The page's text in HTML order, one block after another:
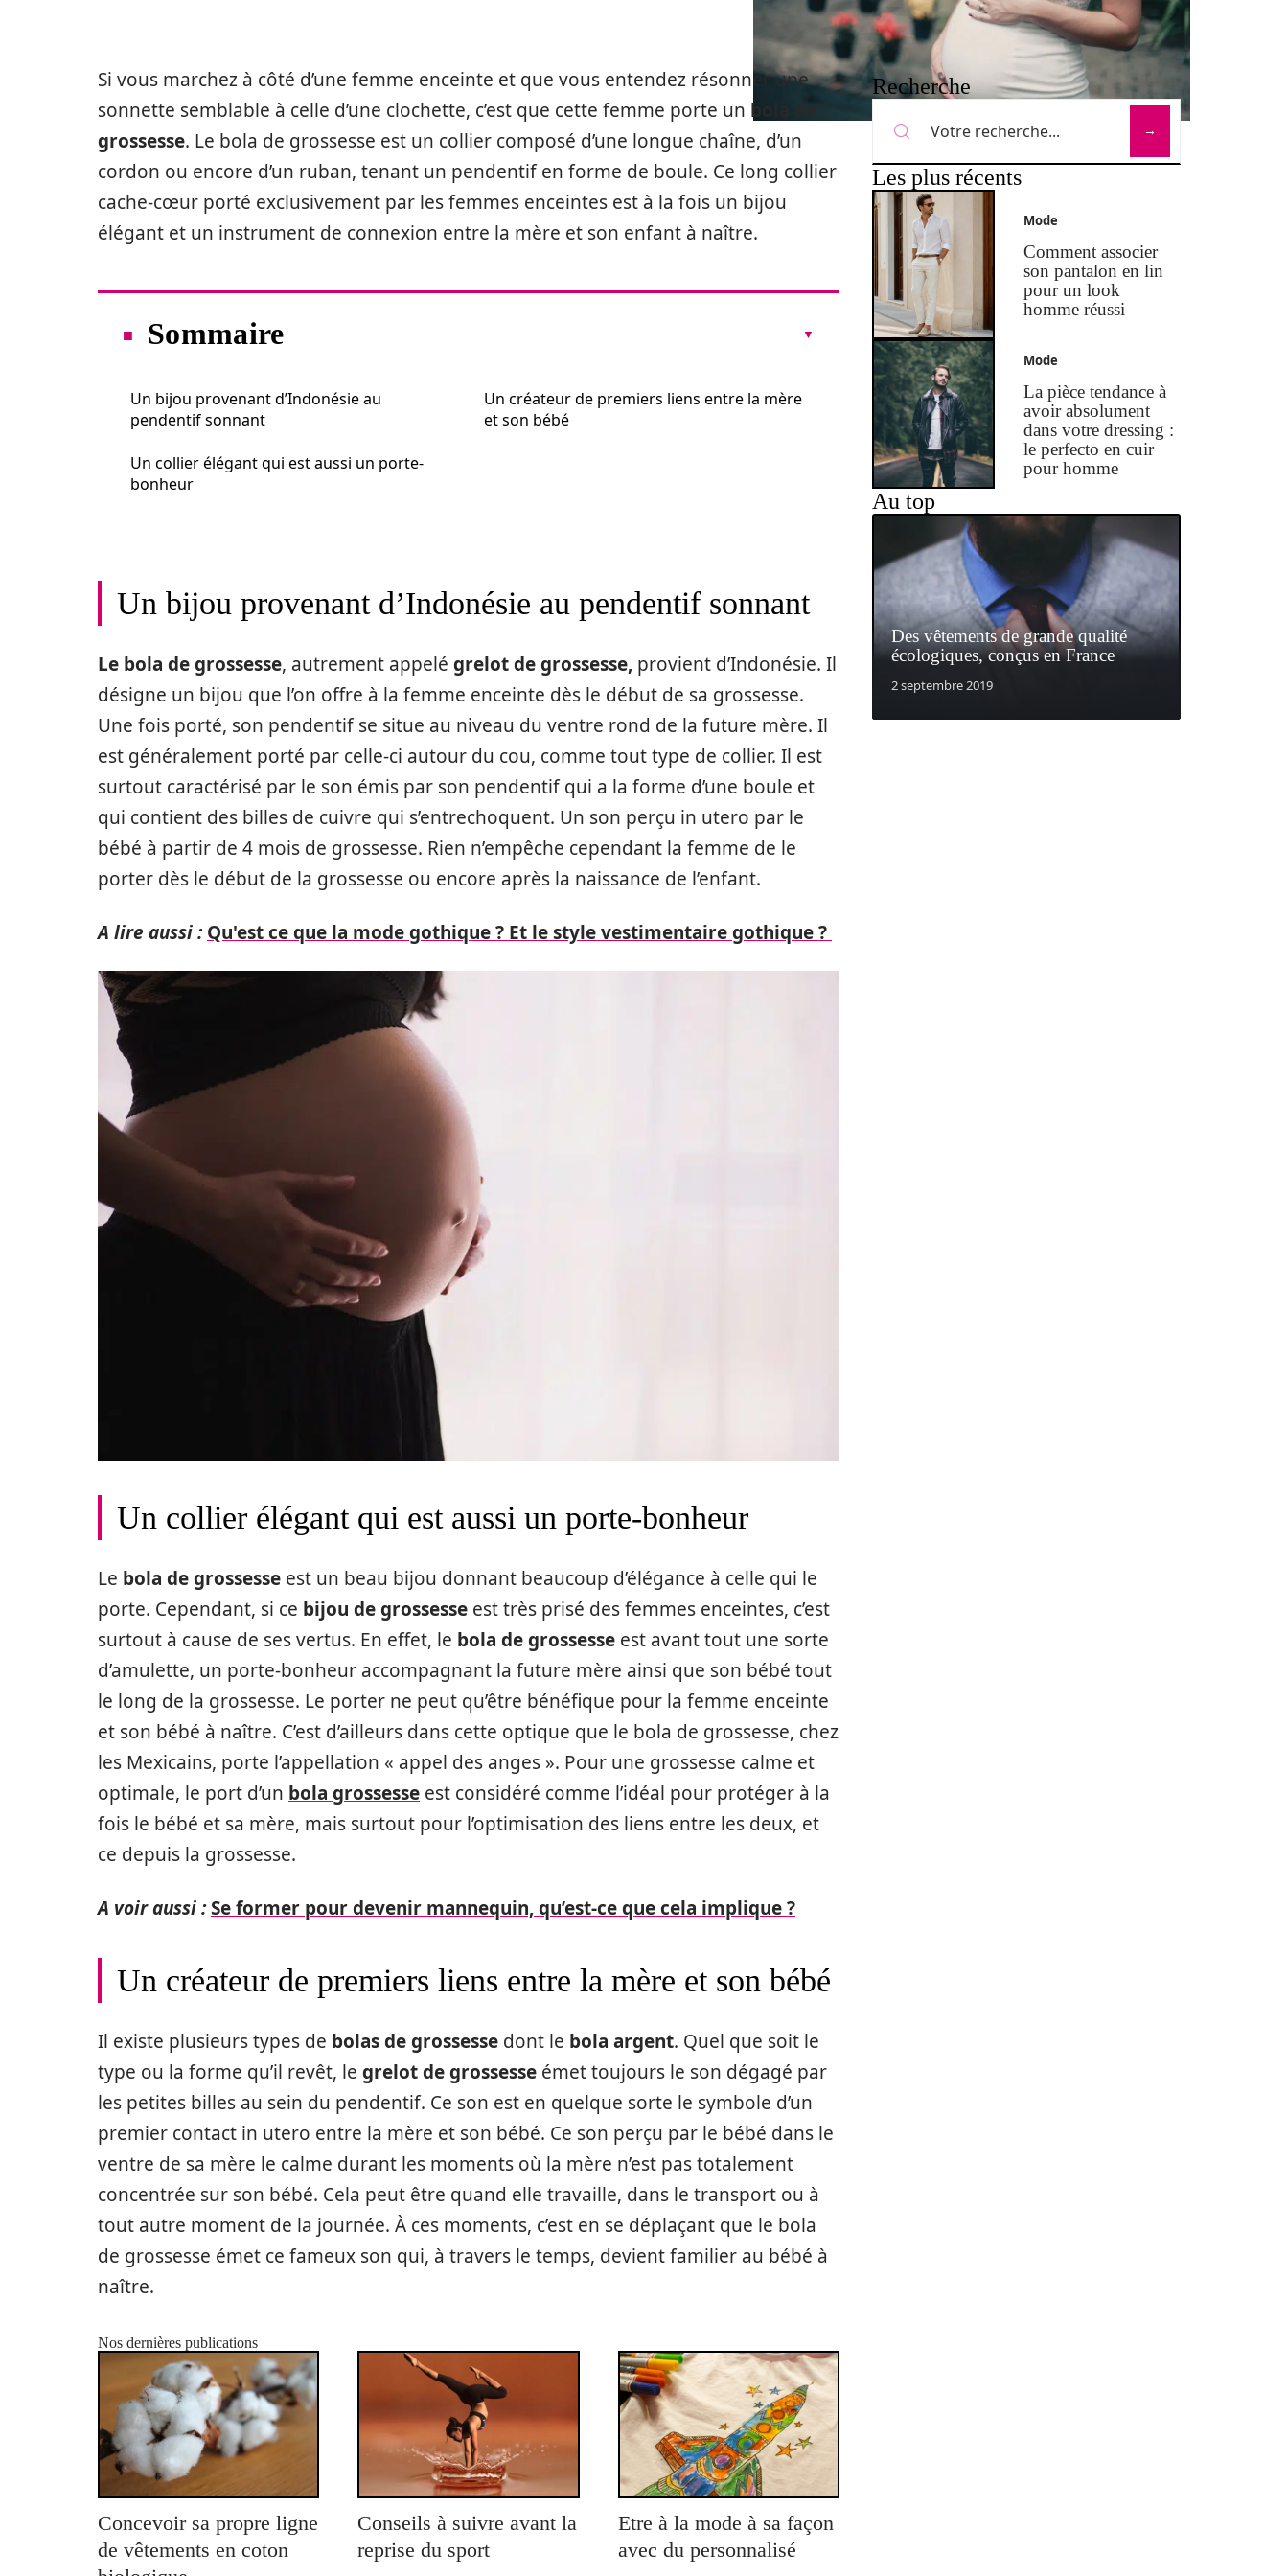
Si vous marchez à côté d’une femme enceinte et que vous entendez résonner une
sonnette semblable à celle d’une clochette, c’est que cette femme porte un bola de
grossesse. Le bola de grossesse est un collier composé d’une longue chaîne, d’un
cordon ou encore d’un ruban, tenant un pendentif en forme de boule. Ce long collier
cache-cœur porté exclusivement par les femmes enceintes est à la fois un bijou
élégant et un instrument de connexion entre la mère et son enfant à naître.
Sommaire
Un bijou provenant d’Indonésie au
pendentif sonnant
Un collier élégant qui est aussi un porte-
bonheur
Un créateur de premiers liens entre la mère
et son bébé
Un bijou provenant d’Indonésie au pendentif sonnant
Le bola de grossesse, autrement appelé grelot de grossesse, provient d’Indonésie. Il
désigne un bijou que l’on offre à la femme enceinte dès le début de sa grossesse.
Une fois porté, son pendentif se situe au niveau du ventre rond de la future mère. Il
est généralement porté par celle-ci autour du cou, comme tout type de collier. Il est
surtout caractérisé par le son émis par son pendentif qui a la forme d’une boule et
qui contient des billes de cuivre qui s’entrechoquent. Un son perçu in utero par le
bébé à partir de 4 mois de grossesse. Rien n’empêche cependant la femme de le
porter dès le début de la grossesse ou encore après la naissance de l’enfant.
A lire aussi : Qu'est ce que la mode gothique ? Et le style vestimentaire gothique ?
Un collier élégant qui est aussi un porte-bonheur
Le bola de grossesse est un beau bijou donnant beaucoup d’élégance à celle qui le
porte. Cependant, si ce bijou de grossesse est très prisé des femmes enceintes, c’est
surtout à cause de ses vertus. En effet, le bola de grossesse est avant tout une sorte
d’amulette, un porte-bonheur accompagnant la future mère ainsi que son bébé tout
le long de la grossesse. Le porter ne peut qu’être bénéfique pour la femme enceinte
et son bébé à naître. C’est d’ailleurs dans cette optique que le bola de grossesse, chez
les Mexicains, porte l’appellation « appel des anges ». Pour une grossesse calme et
optimale, le port d’un bola grossesse est considéré comme l’idéal pour protéger à la
fois le bébé et sa mère, mais surtout pour l’optimisation des liens entre les deux, et
ce depuis la grossesse.
A voir aussi :Se former pour devenir mannequin, qu’est-ce que cela implique ?
Un créateur de premiers liens entre la mère et son bébé
Il existe plusieurs types de bolas de grossesse dont le bola argent. Quel que soit le
type ou la forme qu’il revêt, le grelot de grossesse émet toujours le son dégagé par
les petites billes au sein du pendentif. Ce son est en quelque sorte le symbole d’un
premier contact in utero entre la mère et son bébé. Ce son perçu par le bébé dans le
ventre de sa mère le calme durant les moments où la mère n’est pas totalement
concentrée sur son bébé. Cela peut être quand elle travaille, dans le transport ou à
tout autre moment de la journée. À ces moments, c’est en se déplaçant que le bola
de grossesse émet ce fameux son qui, à travers le temps, devient familier au bébé à
naître.
Nos dernières publications
Concevoir sa propre ligne
de vêtements en coton
Conseils à suivre avant la
reprise du sport
Etre à la mode à sa façon
avec du personnalisé
Recherche
Les plus récents
Mode
Comment associer
son pantalon en lin
pour un look
homme réussi
Mode
La pièce tendance à
avoir absolument
dans votre dressing :
le perfecto en cuir
pour homme
Au top
Des vêtements de grande qualité
écologiques, conçus en France
2 septembre 2019